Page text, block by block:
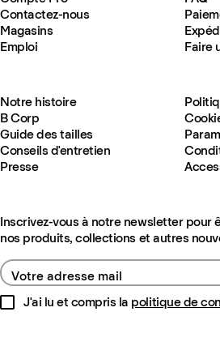
Contactez-nous
Magasins
Emploi
Faire
Notre histoire
B Corp
Guide des tailles
Conseils d'entretien
Presse
Inscrivez-vous à notre newsletter pour
nos produits, collections et autres
Votre adresse mail
J'ai lu et compris la politique de